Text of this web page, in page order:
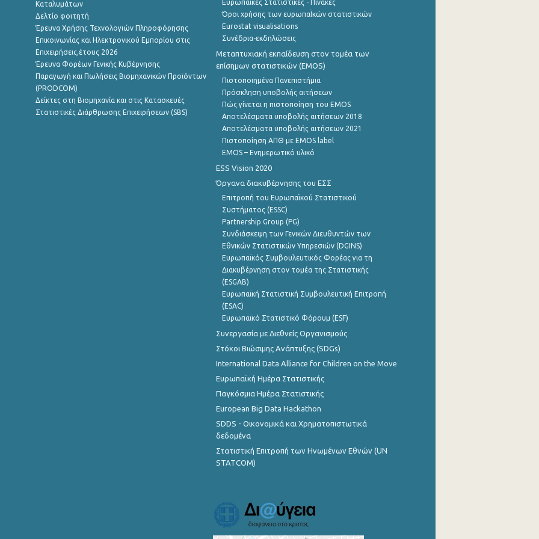
Καταλυμάτων
Δελτίο φοιτητή
Έρευνα Χρήσης Τεχνολογιών Πληροφόρησης
Επικοινωνίας και Ηλεκτρονικού Εμπορίου στις
Επιχειρήσεις,έτους 2026
Έρευνα Φορέων Γενικής Κυβέρνησης
Παραγωγή και Πωλήσεις Βιομηχανικών Προϊόντων
(PRODCOM)
Δείκτες στη Βιομηχανία και στις Κατασκευές
Στατιστικές Διάρθρωσης Επιχειρήσεων (SBS)
Ευρωπαϊκές Στατιστικές - Πίνακες
Όροι χρήσης των ευρωπαΪκών στατιστικών
Eurostat visualisations
Συνέδρια-εκδηλώσεις
Μεταπτυχιακή εκπαίδευση στον τομέα των
επίσημων στατιστικών (EMOS)
Πιστοποιημένα Πανεπιστήμια
Πρόσκληση υποβολής αιτήσεων
Πώς γίνεται η πιστοποίηση του EMOS
Αποτελέσματα υποβολής αιτήσεων 2018
Αποτελέσματα υποβολής αιτήσεων 2021
Πιστοποίηση ΑΠΘ με EMOS label
EMOS – Ενημερωτικό υλικό
ESS Vision 2020
Όργανα διακυβέρνησης του ΕΣΣ
Επιτροπή του Ευρωπαϊκού Στατιστικού
Συστήματος (ESSC)
Partnership Group (PG)
Συνδιάσκεψη των Γενικών Διευθυντών των
Εθνικών Στατιστικών Υπηρεσιών (DGINS)
Ευρωπαϊκός Συμβουλευτικός Φορέας για τη
Διακυβέρνηση στον τομέα της Στατιστικής
(ESGAB)
Ευρωπαϊκή Στατιστική Συμβουλευτική Επιτροπή
(ESAC)
Ευρωπαϊκό Στατιστικό Φόρουμ (ESF)
Συνεργασία με Διεθνείς Οργανισμούς
Στόχοι Βιώσιμης Ανάπτυξης (SDGs)
International Data Alliance for Children on the Move
Ευρωπαϊκή Ημέρα Στατιστικής
Παγκόσμια Ημέρα Στατιστικής
European Big Data Hackathon
SDDS - Οικονομικά και Χρηματοπιστωτικά
δεδομένα
Στατιστική Επιτροπή των Ηνωμένων Εθνών (UN
STATCOM)